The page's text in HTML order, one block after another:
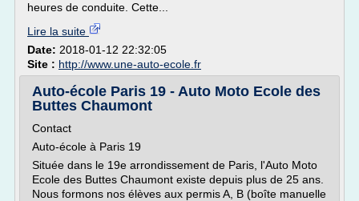
heures de conduite. Cette...
Lire la suite
Date: 2018-01-12 22:32:05
Site : http://www.une-auto-ecole.fr
Auto-école Paris 19 - Auto Moto Ecole des
Buttes Chaumont
Contact
Auto-école à Paris 19
Située dans le 19e arrondissement de Paris, l'Auto Moto
Ecole des Buttes Chaumont existe depuis plus de 25 ans.
Nous formons nos élèves aux permis A, B (boîte manuelle